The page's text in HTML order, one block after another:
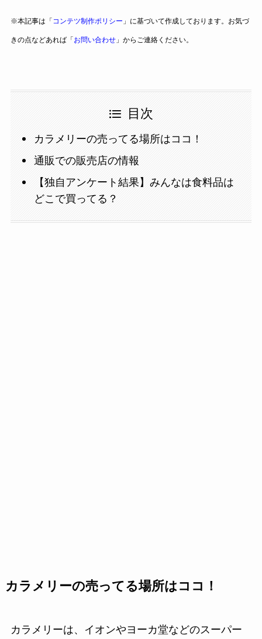
※本記事は「 コンテツ制作ポリシー 」に基づいて作成しております。お気づ
きの点などあれば「お問い合わせ」からご連絡ください。
目次
カラメリーの売ってる場所はココ！
通販での販売店の情報
【独自アンケート結果】みんなは食料品は
どこで買ってる？
カラメリーの売ってる場所はココ！
カラメリーは、イオンやヨーカ堂などのスーパー